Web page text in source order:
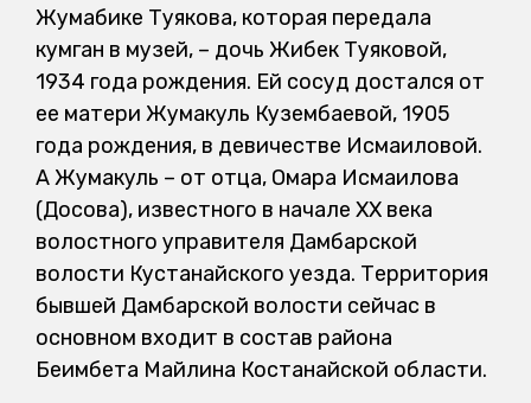
Жумабике Туякова, которая передала
кумган в музей, – дочь Жибек Туяковой,
1934 года рождения. Ей сосуд достался от
ее матери Жумакуль Кузембаевой, 1905
года рождения, в девичестве Исмаиловой.
А Жумакуль – от отца, Омара Исмаилова
(Досова), известного в начале ХХ века
волостного управителя Дамбарской
волости Кустанайского уезда. Территория
бывшей Дамбарской волости сейчас в
основном входит в состав района
Беимбета Майлина Костанайской области.